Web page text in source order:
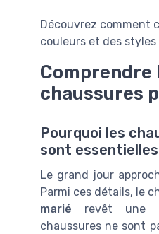
Découvrez comment
couleurs et des
chaussures
Pourquoi les
sont essentielles
Le grand jour
Parmi ces détails, le
marié revêt une
chaussures ne sont